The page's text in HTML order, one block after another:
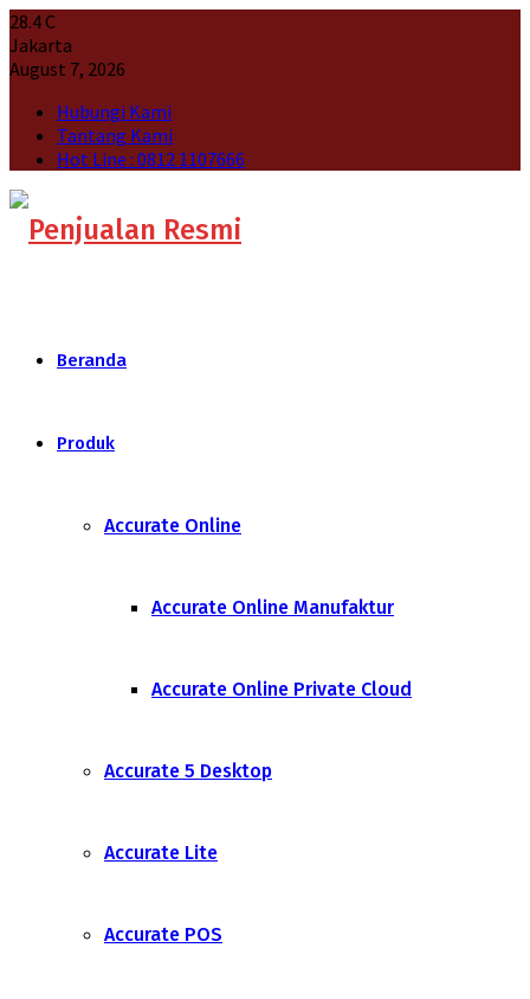
28.4C
Jakarta
August 7, 2026
Hubungi Kami
Tantang Kami
Hot Line : 0812 1107666
Beranda
Produk
Accurate Online
Accurate Online Manufaktur
Accurate Online Private Cloud
Accurate 5 Desktop
Accurate Lite
Accurate POS